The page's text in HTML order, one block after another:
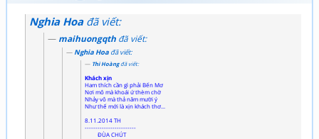
Nghia Hoađã viết:
maihuongqth đã viết:
Nghia Hoa đã viết:
Thi Hoàngđã viết:
Khách xịn
Ham thích cần gì phải Bến Mơ
Nơi mô mà khoái ứ thèm chờ
Nhảy vô mà thả năm mười ý
Như thế mới là xịn khách thơ...
8.11.2014 TH
------------------------
ĐÙA CHÚT